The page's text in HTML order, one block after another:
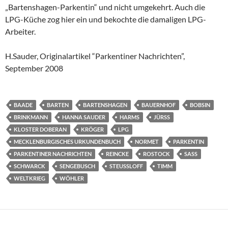
„Bartenshagen-Parkentin“ und nicht umgekehrt. Auch die
LPG-Küche zog hier ein und bekochte die damaligen LPG-
Arbeiter.
H.Sauder, Originalartikel “Parkentiner Nachrichten”,
September 2008
BAADE BARTEN BARTENSHAGEN BAUERNHOF
BOBSIN
BRINKMANN
HANNA SAUDER HARMS
JÜRSS
KLOSTER DOBERAN
KRÖGER
LPG
MECKLENBURGISCHES URKUNDENBUCH
NORMET
PARKENTIN
PARKENTINER NACHRICHTEN
REINCKE ROSTOCK
SASS
SCHWARCK
SENGEBUSCH STEUSSLOFF
TIMM
WELTKRIEG
WÖHLER